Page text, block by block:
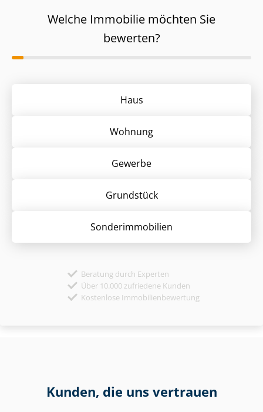
Welche Immobilie möchten Sie
bewerten?
Haus
Wohnung
Gewerbe
Grund­stück
Sonder­immobilien
Beratung durch Experten
Über 10.000 zufriedene Kunden
Kostenlose Immobilienbewertung
Kunden, die uns vertrauen